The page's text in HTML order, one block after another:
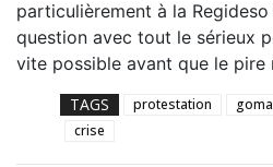
particulièrement à la
question avec tout le sérieux
vite possible avant que le pire
TAGS protestation goma
crise